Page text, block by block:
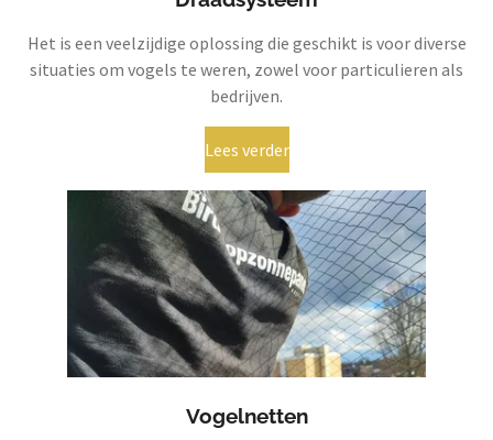
Het is een veelzijdige oplossing die geschikt is voor diverse
situaties om vogels te weren, zowel voor particulieren als
bedrijven.
Lees verder
Vogelnetten